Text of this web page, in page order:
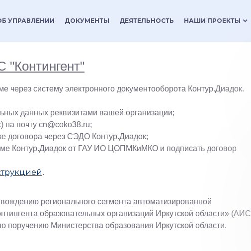
УПРАВЛЕНИИ ДОКУМЕНТЫ ДЕЯТЕЛЬНОСТЬ НАШИ ПРОЕКТЫ keyboard_arrow_down
"Контингент"
через систему электронного документооборота Контур.Диадок.
данных реквизитами вашей организации;
на почту cn@coko38.ru;
договора через СЭДО Контур.Диадок;
Контур.Диадок от ГАУ ИО ЦОПМКиМКО и подписать договор
.
регионального сегмента автоматизированной
образовательных организаций Иркутской области» (АИС
поручению Министерства образования Иркутской области.